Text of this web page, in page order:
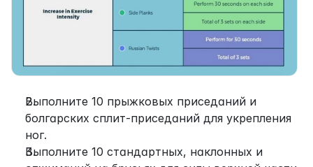
Выполните 10 прыжковых приседаний и
болгарских сплит-приседаний для укрепления
ног.
Выполните 10 стандартных, наклонных и